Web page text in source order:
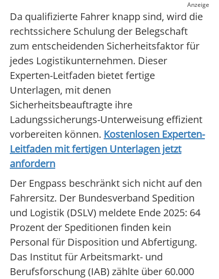
Anzeige
Da qualifizierte Fahrer knapp sind, wird die
rechtssichere Schulung der Belegschaft
zum entscheidenden Sicherheitsfaktor für
jedes Logistikunternehmen. Dieser
Experten-Leitfaden bietet fertige
Unterlagen, mit denen
Sicherheitsbeauftragte ihre
Ladungssicherungs-Unterweisung effizient
vorbereiten können. Kostenlosen Experten-
Leitfaden mit fertigen Unterlagen jetzt
anfordern
Der Engpass beschränkt sich nicht auf den
Fahrersitz. Der Bundesverband Spedition
und Logistik (DSLV) meldete Ende 2025: 64
Prozent der Speditionen finden kein
Personal für Disposition und Abfertigung.
Das Institut für Arbeitsmarkt- und
Berufsforschung (IAB) zählte über 60.000